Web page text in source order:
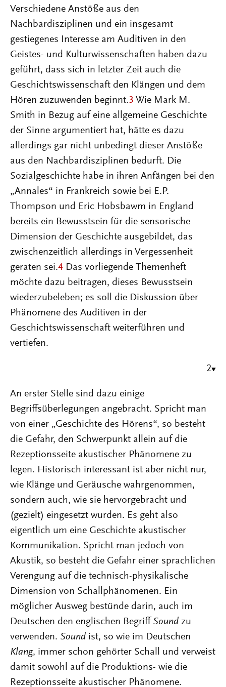
Verschiedene Anstöße aus den
Nachbardisziplinen und ein insgesamt
gestiegenes Interesse am Auditiven in den
Geistes- und Kulturwissenschaften haben dazu
geführt, dass sich in letzter Zeit auch die
Geschichtswissenschaft den Klängen und dem
Hören zuzuwenden beginnt.3 Wie Mark M.
Smith in Bezug auf eine allgemeine Geschichte
der Sinne argumentiert hat, hätte es dazu
allerdings gar nicht unbedingt dieser Anstöße
aus den Nachbardisziplinen bedurft. Die
Sozialgeschichte habe in ihren Anfängen bei den
„Annales“ in Frankreich sowie bei E.P.
Thompson und Eric Hobsbawm in England
bereits ein Bewusstsein für die sensorische
Dimension der Geschichte ausgebildet, das
zwischenzeitlich allerdings in Vergessenheit
geraten sei.4 Das vorliegende Themenheft
möchte dazu beitragen, dieses Bewusstsein
wiederzubeleben; es soll die Diskussion über
Phänomene des Auditiven in der
Geschichtswissenschaft weiterführen und
vertiefen.
2
An erster Stelle sind dazu einige
Begriffsüberlegungen angebracht. Spricht man
von einer „Geschichte des Hörens“, so besteht
die Gefahr, den Schwerpunkt allein auf die
Rezeptionsseite akustischer Phänomene zu
legen. Historisch interessant ist aber nicht nur,
wie Klänge und Geräusche wahrgenommen,
sondern auch, wie sie hervorgebracht und
(gezielt) eingesetzt wurden. Es geht also
eigentlich um eine Geschichte akustischer
Kommunikation. Spricht man jedoch von
Akustik, so besteht die Gefahr einer sprachlichen
Verengung auf die technisch-physikalische
Dimension von Schallphänomenen. Ein
möglicher Ausweg bestünde darin, auch im
Deutschen den englischen Begriff Sound zu
verwenden. Sound ist, so wie im Deutschen
Klang, immer schon gehörter Schall und verweist
damit sowohl auf die Produktions- wie die
Rezeptionsseite akustischer Phänomene.